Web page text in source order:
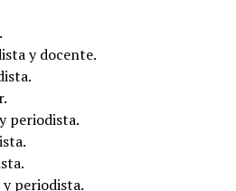
y docente.
periodista.
periodista.